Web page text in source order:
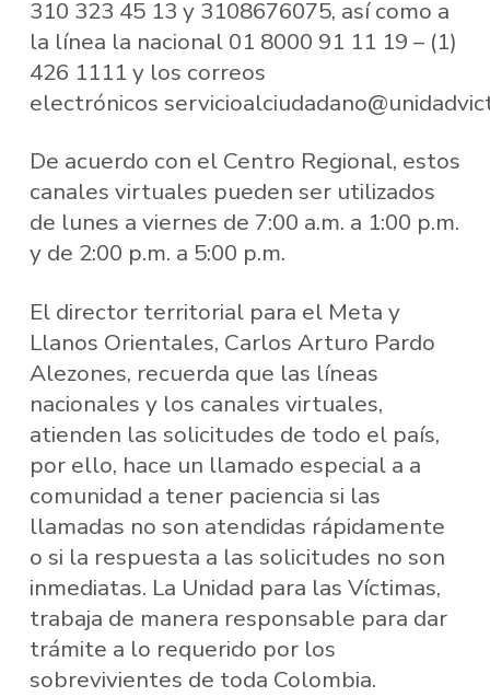
310 323 45 13 y 3108676075, así como a
la línea la nacional 01 8000 91 11 19 – (1)
426 1111 y los correos
electrónicos
De acuerdo con el Centro Regional, estos
canales virtuales pueden ser utilizados
de lunes a viernes de 7:00 a.m. a 1:00 p.m.
y de 2:00 p.m. a 5:00 p.m.
El director territorial para el Meta y
Llanos Orientales, Carlos Arturo Pardo
Alezones, recuerda que las líneas
nacionales y los canales virtuales,
atienden las solicitudes de todo el país,
por ello, hace un llamado especial a a
comunidad a tener paciencia si las
llamadas no son atendidas rápidamente
o si la respuesta a las solicitudes no son
inmediatas. La Unidad para las Víctimas,
trabaja de manera responsable para dar
trámite a lo requerido por los
sobrevivientes de toda Colombia.